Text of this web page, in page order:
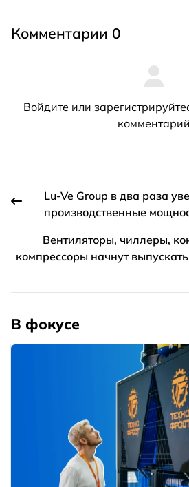
Комментарии 0
Войдите или
комментарий
Lu-Ve Group в два раза
производственные
Вентиляторы, чиллеры,
компрессоры начнут
В фокусе